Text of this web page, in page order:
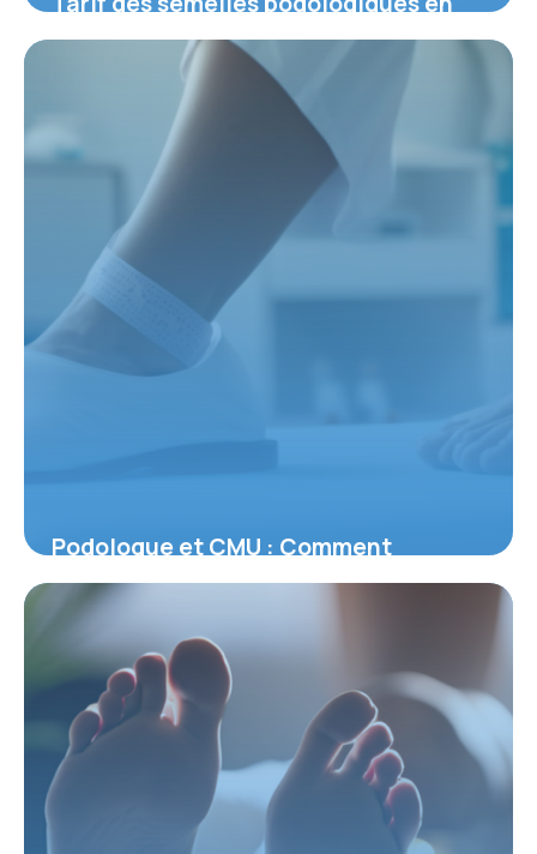
2025 : types, prix et remboursements
Podologue et CMU : Comment
accéder facilement aux soins du pied